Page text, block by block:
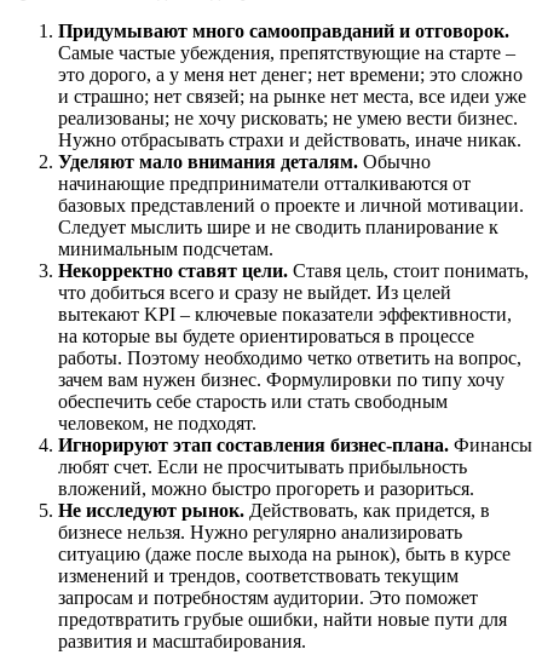
Придумывают много самооправданий и отговорок.
Самые частые убеждения, препятствующие на старте –
это дорого, а у меня нет денег; нет времени; это сложно
и страшно; нет связей; на рынке нет места, все идеи уже
реализованы; не хочу рисковать; не умею вести бизнес.
Нужно отбрасывать страхи и действовать, иначе никак.
Уделяют мало внимания деталям. Обычно
начинающие предприниматели отталкиваются от
базовых представлений о проекте и личной мотивации.
Следует мыслить шире и не сводить планирование к
минимальным подсчетам.
Некорректно ставят цели. Ставя цель, стоит понимать,
что добиться всего и сразу не выйдет. Из целей
вытекают KPI – ключевые показатели эффективности,
на которые вы будете ориентироваться в процессе
работы. Поэтому необходимо четко ответить на вопрос,
зачем вам нужен бизнес. Формулировки по типу хочу
обеспечить себе старость или стать свободным
человеком, не подходят.
Игнорируют этап составления бизнес-плана. Финансы
любят счет. Если не просчитывать прибыльность
вложений, можно быстро прогореть и разориться.
Не исследуют рынок. Действовать, как придется, в
бизнесе нельзя. Нужно регулярно анализировать
ситуацию (даже после выхода на рынок), быть в курсе
изменений и трендов, соответствовать текущим
запросам и потребностям аудитории. Это поможет
предотвратить грубые ошибки, найти новые пути для
развития и масштабирования.